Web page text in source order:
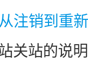
关站的说明